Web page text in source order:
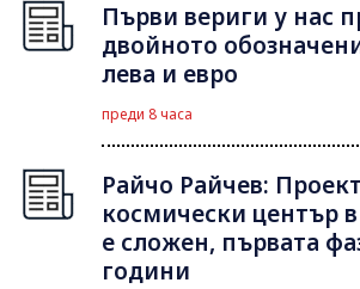
Първи вериги у нас
двойното
лева и евро
преди 8 часа
Райчо Райчев:
космически център
е сложен, първата
години